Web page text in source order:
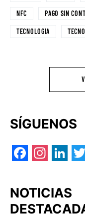
NFC PAGO SIN
TECNOLOGIA
SÍGUENOS
NOTICIAS